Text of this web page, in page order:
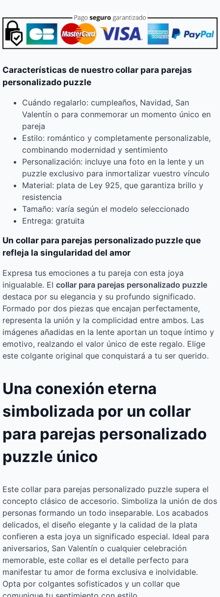
Características de nuestro collar para parejas
personalizado puzzle
Cuándo regalarlo: cumpleaños, Navidad, San
Valentín o para conmemorar un momento único en
pareja
Estilo: romántico y completamente personalizable,
combinando modernidad y sentimiento
Personalización: incluye una foto en la lente y un
puzzle exclusivo para inmortalizar vuestro vínculo
Material: plata de Ley 925, que garantiza brillo y
resistencia
Tamaño: varía según el modelo seleccionado
Entrega: gratuita
Un collar para parejas personalizado puzzle que
refleja la singularidad del amor
Expresa tus emociones a tu pareja con esta joya
inigualable. El collar para parejas personalizado puzzle
destaca por su elegancia y su profundo significado.
Formado por dos piezas que encajan perfectamente,
representa la unión y la complicidad entre ambos. Las
imágenes añadidas en la lente aportan un toque íntimo y
emotivo, realzando el valor único de este regalo. Elige
este colgante original que conquistará a tu ser querido.
Una conexión eterna
simbolizada por un collar
para parejas personalizado
puzzle único
Este collar para parejas personalizado puzzle supera el
concepto clásico de accesorio. Simboliza la unión de dos
personas formando un todo inseparable. Los acabados
delicados, el diseño elegante y la calidad de la plata
confieren a esta joya un significado especial. Ideal para
aniversarios, San Valentín o cualquier celebración
memorable, este collar es el detalle perfecto para
manifestar tu amor de forma exclusiva e inolvidable.
Opta por colgantes sofisticados y un collar que